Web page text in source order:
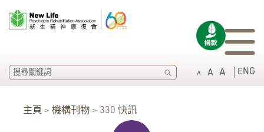
A A A ENG
SEARCH
主頁 > 機構刊物 > 330 快訊